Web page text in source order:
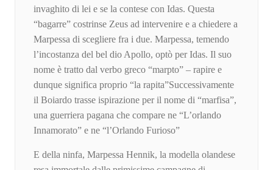
invaghito di lei e se la contese con Idas. Questa
“bagarre” costrinse Zeus ad intervenire e a chiedere a
Marpessa di scegliere fra i due. Marpessa, temendo
l’incostanza del bel dio Apollo, optò per Idas. Il suo
nome è tratto dal verbo greco “marpto” – rapire e
dunque significa proprio “la rapita”Successivamente
il Boiardo trasse ispirazione per il nome di “marfisa”,
una guerriera pagana che compare ne “L’orlando
Innamorato” e ne “l’Orlando Furioso”
E della ninfa, Marpessa Hennik, la modella olandese